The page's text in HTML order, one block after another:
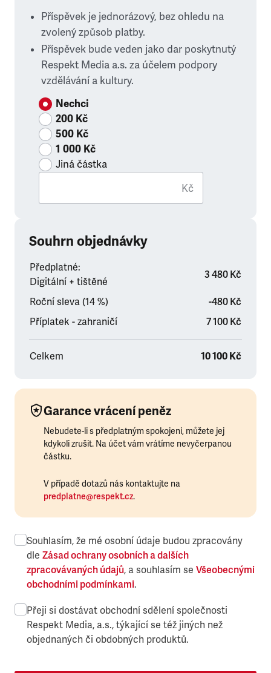
Příspěvek je jednorázový, bez ohledu na
zvolený způsob platby.
Příspěvek bude veden jako dar poskytnutý
Respekt Media a.s. za účelem podpory
vzdělávání a kultury.
Nechci
200 Kč
500 Kč
1 000 Kč
Jiná částka
Kč
Souhrn objednávky
Předplatné:
Digitální + tištěné
3 480 Kč
Roční sleva (14 %)
-480 Kč
Příplatek - zahraničí
7 100 Kč
Celkem 10 100 Kč
Garance vrácení peněz
Nebudete-li s předplatným spokojeni, můžete jej
kdykoli zrušit. Na účet vám vrátíme nevyčerpanou
částku.
V případě dotazů nás kontaktujte na
predplatne@respekt.cz.
Souhlasím, že mé osobní údaje budou zpracovány
dle Zásad ochrany osobních a dalších
zpracovávaných údajů, a souhlasím se Všeobecnými
obchodními podmínkami.
Přeji si dostávat obchodní sdělení společnosti
Respekt Media, a.s., týkající se též jiných než
objednaných či obdobných produktů.